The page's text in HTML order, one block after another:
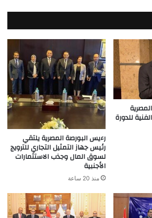
للدورة
رءيس البورصة المصرية يلتقي
رئيس جهاز التمثيل التجاري للترويج
لسوق المال وجذب الاستثمارات
الأجنبية
منذ 20 ساعة